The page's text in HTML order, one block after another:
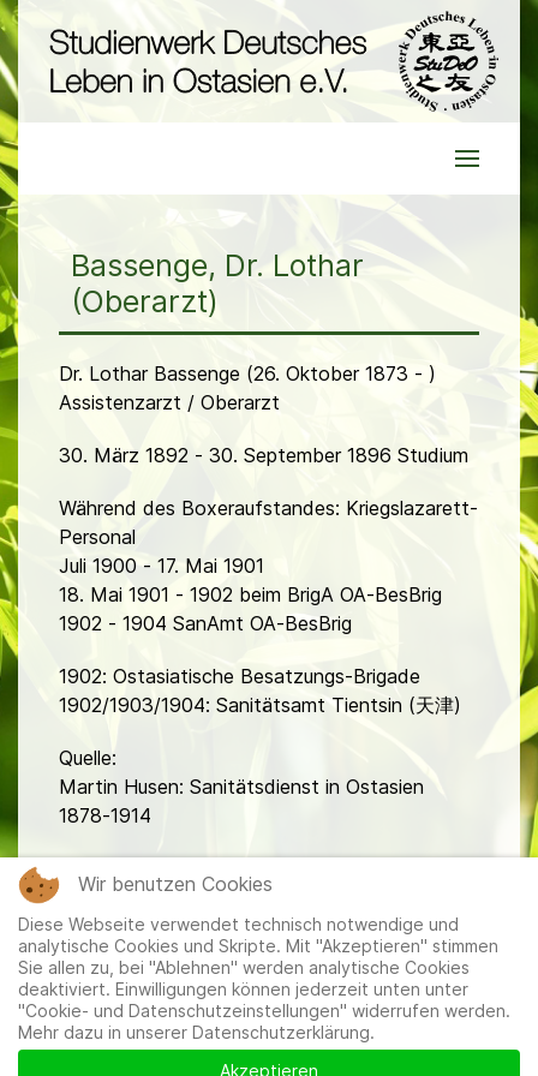
Bassenge, Dr. Lothar
(Oberarzt)
Dr. Lothar Bassenge (26. Oktober 1873 - )
Assistenzarzt / Oberarzt
30. März 1892 - 30. September 1896 Studium
Während des Boxeraufstandes: Kriegslazarett-
Personal
Juli 1900 - 17. Mai 1901
18. Mai 1901 - 1902 beim BrigA OA-BesBrig
1902 - 1904 SanAmt OA-BesBrig
1902: Ostasiatische Besatzungs-Brigade
1902/1903/1904: Sanitätsamt Tientsin (天津)
Quelle:
Martin Husen: Sanitätsdienst in Ostasien
1878-1914
Mitglieder|Impressum|Datenschutzerklärung|Cookie-
und Datenschutzeinstellungen
Wir benutzen Cookies
Diese Webseite verwendet technisch notwendige und
analytische Cookies und Skripte. Mit "Akzeptieren" stimmen
Sie allen zu, bei "Ablehnen" werden analytische Cookies
deaktiviert. Einwilligungen können jederzeit unten unter
"Cookie- und Datenschutzeinstellungen" widerrufen werden.
Mehr dazu in unserer Datenschutzerklärung.
Akzeptieren